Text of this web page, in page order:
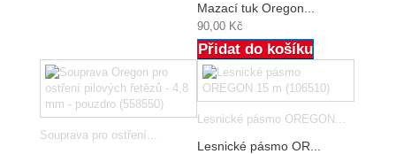
Mazací tuk Oregon...
90,00 Kč
Přidat do košíku
Souprava pro ostření...
Lesnické pásmo OREGON...
Lesnické pásmo OR...